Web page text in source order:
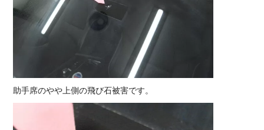
助手席のやや上側の飛び石被害です。